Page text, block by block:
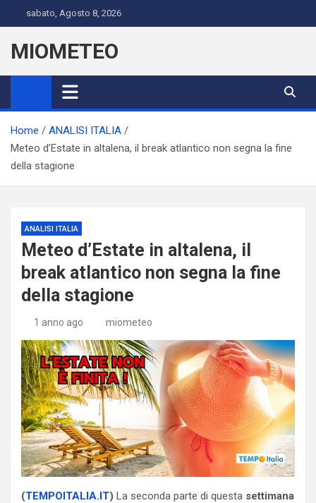
to
content
sabato, Agosto 8, 2026
MIOMETEO
Home
ANALISI ITALIA
Meteo d’Estate in altalena, il break atlantico non segna la fine
della stagione
ANALISI ITALIA
Meteo d’Estate in altalena, il
break atlantico non segna la fine
della stagione
1 anno ago miometeo
(TEMPOITALIA.IT) La seconda parte di questa settimana